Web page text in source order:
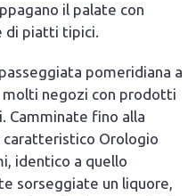
il palate con
di piatti tipici.
pomeridiana a
negozi con prodotti
Camminate fino alla
caratteristico Orologio
identico a quello
sorseggiate un liquore,